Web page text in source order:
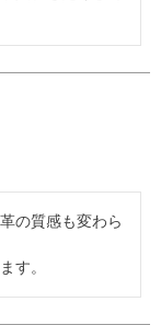
の質感も変わら
す。